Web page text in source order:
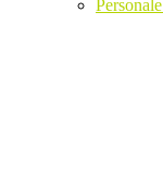
Personale